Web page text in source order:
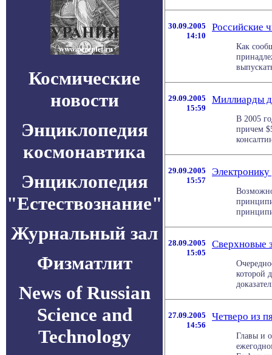
Космические
новости
Энциклопедия
космонавтика
Энциклопедия
"Естествознание"
Журнальный зал
Физматлит
News of Russian
Science and
Technology
30.09.2005
14:10
Российские
Как
29.09.2005
15:59
Миллиарды
В 2005
причем
29.09.2005
15:57
28.09.2005
15:05
Сверхновые
которой
27.09.2005
14:56
Четверо из
Главы и